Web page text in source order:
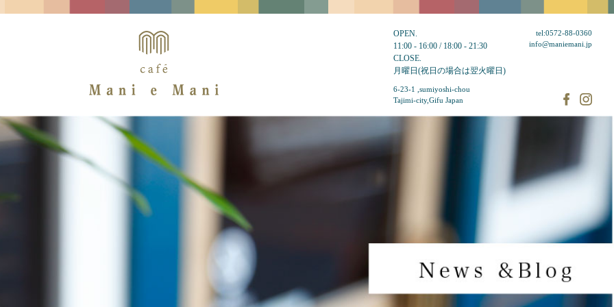
OPEN.
11:00 - 16:00 / 18:00 - 21:30
CLOSE.
月曜日(祝日の場合は翌火曜日)
6-23-1 ,sumiyoshi-chou
Tajimi-city,Gifu Japan
tel:0572-88-0360
info@maniemani.jp